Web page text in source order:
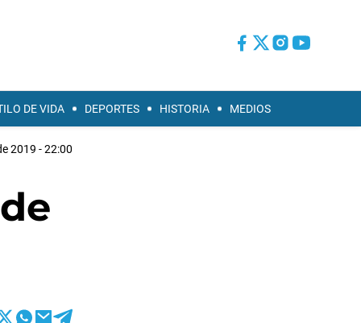
DE VIDA DEPORTES HISTORIA MEDIOS
2019 - 22:00